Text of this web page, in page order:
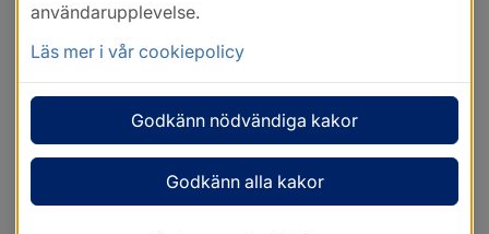
användarupplevelse.
Läs mer i vår cookiepolicy
Godkänn nödvändiga kakor
Godkänn alla kakor